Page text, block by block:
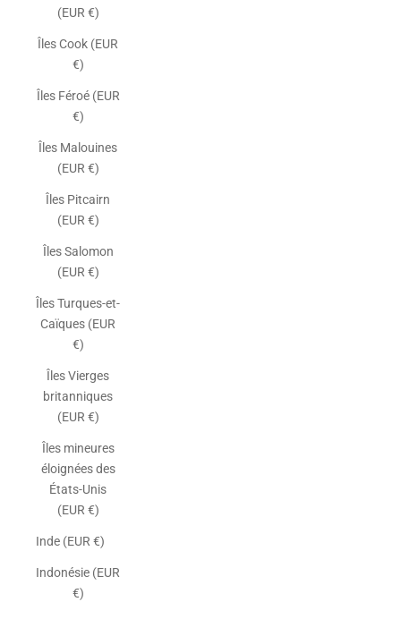
(EUR €)
Îles Cook (EUR
€)
Îles Féroé (EUR
€)
Îles Malouines
(EUR €)
Îles Pitcairn
(EUR €)
Îles Salomon
(EUR €)
Îles Turques-et-
Caïques (EUR
€)
Îles Vierges
britanniques
(EUR €)
Îles mineures
éloignées des
États-Unis
(EUR €)
Inde (EUR €)
Indonésie (EUR
€)